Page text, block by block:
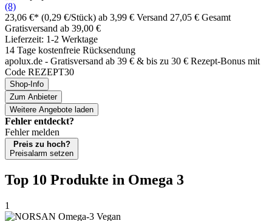
(8)
23,06 €* (0,29 €/Stück) ab 3,99 € Versand 27,05 € Gesamt
Gratisversand ab 39,00 €
Lieferzeit: 1-2 Werktage
14 Tage kostenfreie Rücksendung
apolux.de - Gratisversand ab 39 € & bis zu 30 € Rezept-Bonus mit
Code REZEPT30
Shop-Info
Zum Anbieter
Weitere Angebote laden
Fehler entdeckt?
Fehler melden
Preis zu hoch?
Preisalarm setzen
Top 10 Produkte in Omega 3
1